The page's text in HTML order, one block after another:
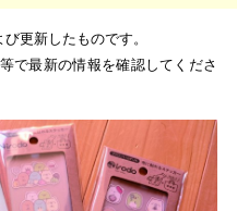
更新したものです。
で最新の情報を確認してくださ